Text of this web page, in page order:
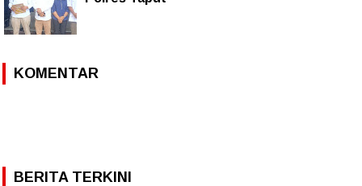
KOMENTAR
BERITA TERKINI